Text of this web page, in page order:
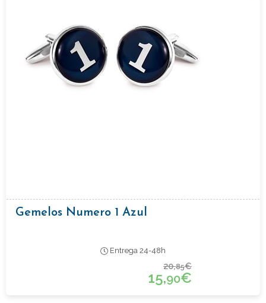
Gemelos Numero 1 Azul
Entrega 24-48h
20,85€
15,90€